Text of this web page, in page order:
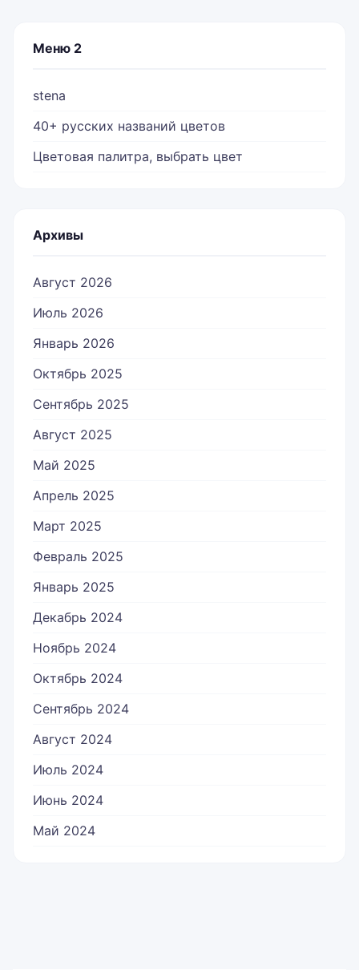
Меню 2
stena
40+ русских названий цветов
Цветовая палитра, выбрать цвет
Архивы
Август 2026
Июль 2026
Январь 2026
Октябрь 2025
Сентябрь 2025
Август 2025
Май 2025
Апрель 2025
Март 2025
Февраль 2025
Январь 2025
Декабрь 2024
Ноябрь 2024
Октябрь 2024
Сентябрь 2024
Август 2024
Июль 2024
Июнь 2024
Май 2024